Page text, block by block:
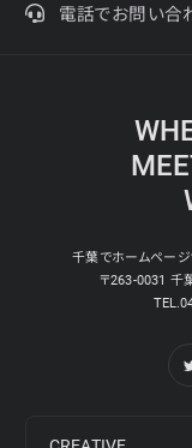
電話でお問い合
千葉でホームペー
〒263-0031 千